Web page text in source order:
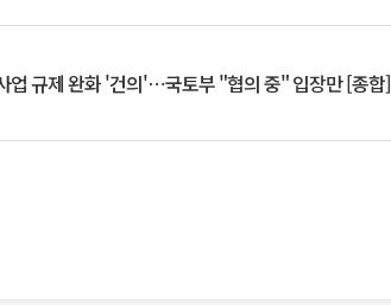
업 규제 완화 '건의'⋯국토부 "협의 중" 입장만 [종합]